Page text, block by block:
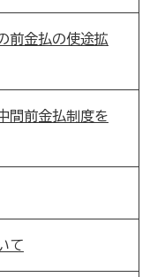
前金払の使途拡
間前金払制度を
て